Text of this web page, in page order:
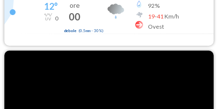
12°
0
ore
00
debole (0.5mm- 30 %)
92%
19-41 Km/h
Ovest